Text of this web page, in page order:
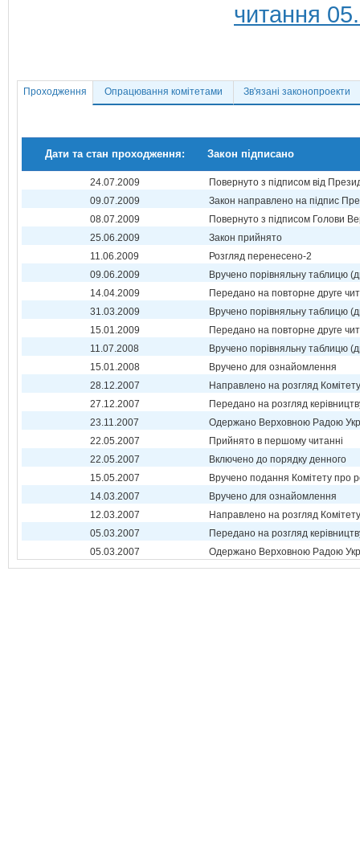
читання
Проходження Опрацювання комітетами Зв'язані законопроекти
Дати та стан проходження: Закон підписано
24.07.2009
Повернуто з підписом від
09.07.2009
Закон направлено на підпис
08.07.2009
Повернуто з підписом Голови
25.06.2009
Закон прийнято
11.06.2009
Розгляд перенесено-2
09.06.2009
Вручено порівняльну таблицю
14.04.2009
Передано на повторне друге
31.03.2009
Вручено порівняльну таблицю
15.01.2009
Передано на повторне друге
11.07.2008
Вручено порівняльну таблицю
15.01.2008
Вручено для ознайомлення
28.12.2007
Направлено на розгляд Комітету
27.12.2007
Передано на розгляд
23.11.2007
Одержано Верховною Радою
22.05.2007
Прийнято в першому читанні
22.05.2007
Включено до порядку денного
15.05.2007
Вручено подання Комітету про
14.03.2007
Вручено для ознайомлення
12.03.2007
Направлено на розгляд Комітету
05.03.2007
Передано на розгляд
05.03.2007
Одержано Верховною Радою